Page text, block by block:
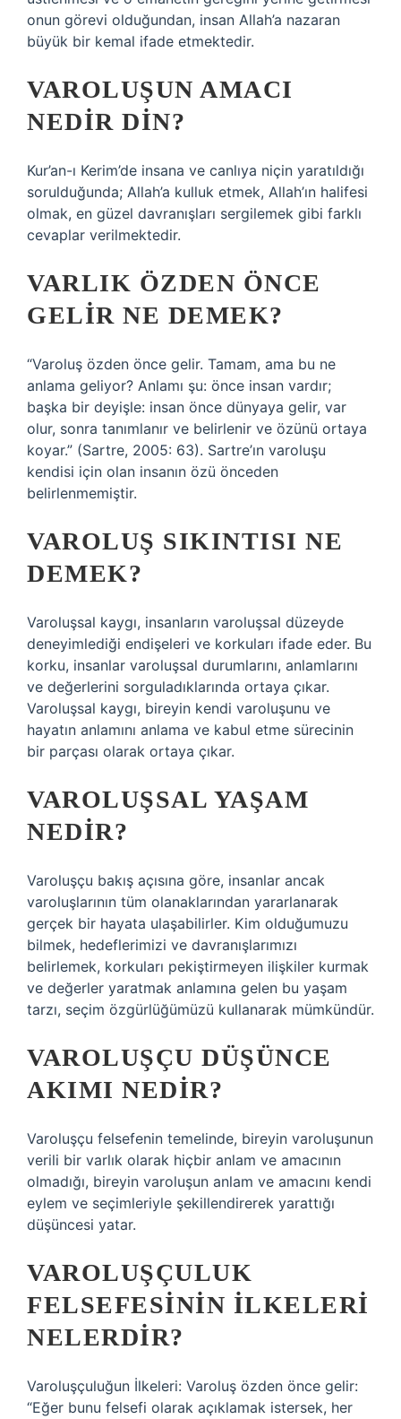
onun görevi olduğundan, insan Allah’a nazaran
büyük bir kemal ifade etmektedir.
VAROLUŞUN AMACI
NEDIR DIN?
Kur’an-ı Kerim’de insana ve canlıya niçin yaratıldığı
sorulduğunda; Allah’a kulluk etmek, Allah’ın halifesi
olmak, en güzel davranışları sergilemek gibi farklı
cevaplar verilmektedir.
VARLIK ÖZDEN ÖNCE
GELIR NE DEMEK?
“Varoluş özden önce gelir. Tamam, ama bu ne
anlama geliyor? Anlamı şu: önce insan vardır;
başka bir deyişle: insan önce dünyaya gelir, var
olur, sonra tanımlanır ve belirlenir ve özünü ortaya
koyar.” (Sartre, 2005: 63). Sartre’ın varoluşu
kendisi için olan insanın özü önceden
belirlenmemiştir.
VAROLUŞ SIKINTISI NE
DEMEK?
Varoluşsal kaygı, insanların varoluşsal düzeyde
deneyimlediği endişeleri ve korkuları ifade eder. Bu
korku, insanlar varoluşsal durumlarını, anlamlarını
ve değerlerini sorguladıklarında ortaya çıkar.
Varoluşsal kaygı, bireyin kendi varoluşunu ve
hayatın anlamını anlama ve kabul etme sürecinin
bir parçası olarak ortaya çıkar.
VAROLUŞSAL YAŞAM
NEDIR?
Varoluşçu bakış açısına göre, insanlar ancak
varoluşlarının tüm olanaklarından yararlanarak
gerçek bir hayata ulaşabilirler. Kim olduğumuzu
bilmek, hedeflerimizi ve davranışlarımızı
belirlemek, korkuları pekiştirmeyen ilişkiler kurmak
ve değerler yaratmak anlamına gelen bu yaşam
tarzı, seçim özgürlüğümüzü kullanarak mümkündür.
VAROLUŞÇU DÜŞÜNCE
AKIMI NEDIR?
Varoluşçu felsefenin temelinde, bireyin varoluşunun
verili bir varlık olarak hiçbir anlam ve amacının
olmadığı, bireyin varoluşun anlam ve amacını kendi
eylem ve seçimleriyle şekillendirerek yarattığı
düşüncesi yatar.
VAROLUŞÇULUK
FELSEFESININ ILKELERI
NELERDIR?
Varoluşçuluğun İlkeleri: Varoluş özden önce gelir:
“Eğer bunu felsefi olarak açıklamak istersek, her